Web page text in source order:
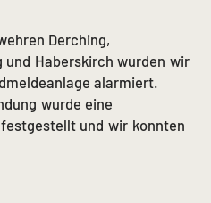
Derching,
Haberskirch wurden wir
alarmiert.
wurde eine
und wir konnten